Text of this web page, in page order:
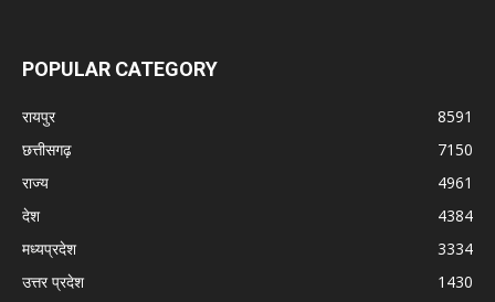
POPULAR CATEGORY
रायपुर
8591
छत्तीसगढ़
7150
राज्य
4961
देश
4384
मध्यप्रदेश
3334
उत्तर प्रदेश
1430